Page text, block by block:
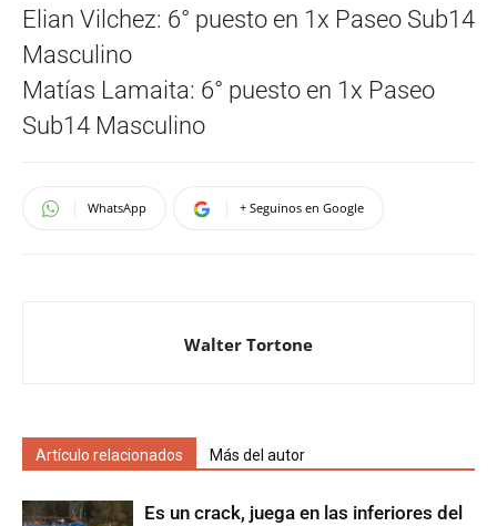
Elian Vilchez: 6° puesto en 1x Paseo Sub14
Masculino
Matías Lamaita: 6° puesto en 1x Paseo
Sub14 Masculino
WhatsApp + Seguinos en Google
Walter Tortone
Artículo relacionados Más del autor
Es un crack, juega en las inferiores del